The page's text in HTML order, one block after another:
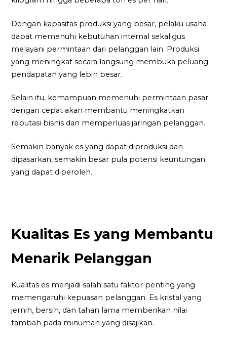
Dengan kapasitas produksi yang besar, pelaku usaha
dapat memenuhi kebutuhan internal sekaligus
melayani permintaan dari pelanggan lain. Produksi
yang meningkat secara langsung membuka peluang
pendapatan yang lebih besar.
Selain itu, kemampuan memenuhi permintaan pasar
dengan cepat akan membantu meningkatkan
reputasi bisnis dan memperluas jaringan pelanggan.
Semakin banyak es yang dapat diproduksi dan
dipasarkan, semakin besar pula potensi keuntungan
yang dapat diperoleh.
Kualitas Es yang Membantu
Menarik Pelanggan
Kualitas es menjadi salah satu faktor penting yang
memengaruhi kepuasan pelanggan. Es kristal yang
jernih, bersih, dan tahan lama memberikan nilai
tambah pada minuman yang disajikan.